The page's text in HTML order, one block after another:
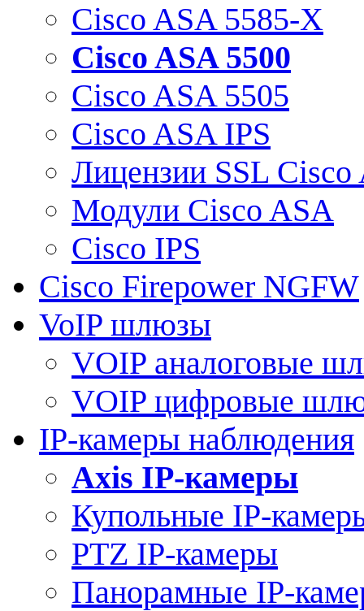
Cisco ASA 5585-X
Cisco ASA 5500
Cisco ASA 5505
Cisco ASA IPS
Лицензии SSL Cisco
Модули Cisco ASA
Cisco IPS
Cisco Firepower NGFW
VoIP шлюзы
VOIP аналоговые
VOIP цифровые
IP-камеры наблюдения
Axis IP-камеры
Купольные IP-
PTZ IP-камеры
Панорамные IP-